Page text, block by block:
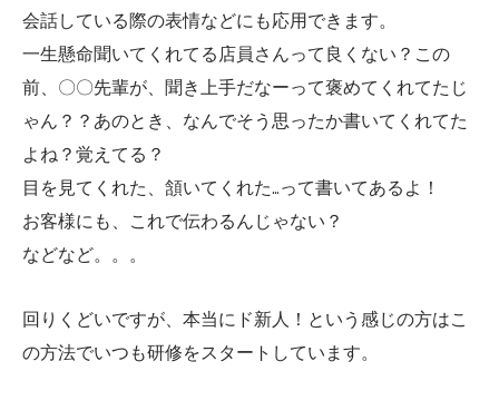
会話している際の表情などにも応用できます。
一生懸命聞いてくれてる店員さんって良くない？この
前、〇〇先輩が、聞き上手だなーって褒めてくれてたじ
ゃん？？あのとき、なんでそう思ったか書いてくれてた
よね？覚えてる？
目を見てくれた、頷いてくれた…って書いてあるよ！
お客様にも、これで伝わるんじゃない？
などなど。。。
回りくどいですが、本当にド新人！という感じの方はこ
の方法でいつも研修をスタートしています。